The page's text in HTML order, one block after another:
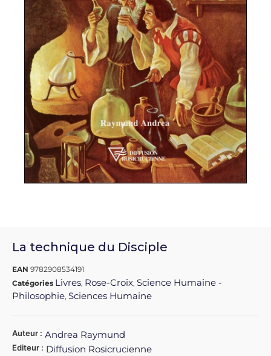
La technique du Disciple
EAN 9782908534191
Catégories Livres, Rose-Croix, Science Humaine -
Philosophie, Sciences Humaine
Auteur : Andrea Raymund
Editeur : Diffusion Rosicrucienne